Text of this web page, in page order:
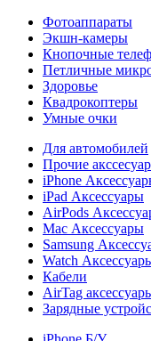
Фотоаппараты
Экшн-камеры
Кнопочные
Петличные
Здоровье
Квадрокоптеры
Умные очки
Для автомобилей
Прочие
iPhone
iPad Аксессуары
AirPods
Mac Аксессуары
Samsung
Watch
Кабели
AirTag
Зарядные